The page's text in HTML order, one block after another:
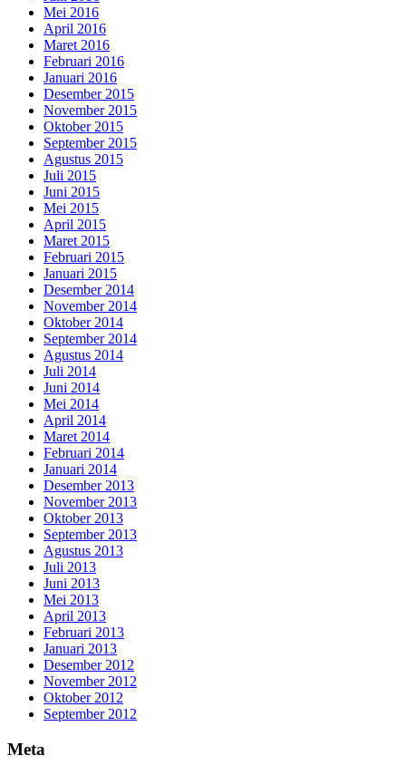
Mei 2016
April 2016
Maret 2016
Februari 2016
Januari 2016
Desember 2015
November 2015
Oktober 2015
September 2015
Agustus 2015
Juli 2015
Juni 2015
Mei 2015
April 2015
Maret 2015
Februari 2015
Januari 2015
Desember 2014
November 2014
Oktober 2014
September 2014
Agustus 2014
Juli 2014
Juni 2014
Mei 2014
April 2014
Maret 2014
Februari 2014
Januari 2014
Desember 2013
November 2013
Oktober 2013
September 2013
Agustus 2013
Juli 2013
Juni 2013
Mei 2013
April 2013
Februari 2013
Januari 2013
Desember 2012
November 2012
Oktober 2012
September 2012
Meta